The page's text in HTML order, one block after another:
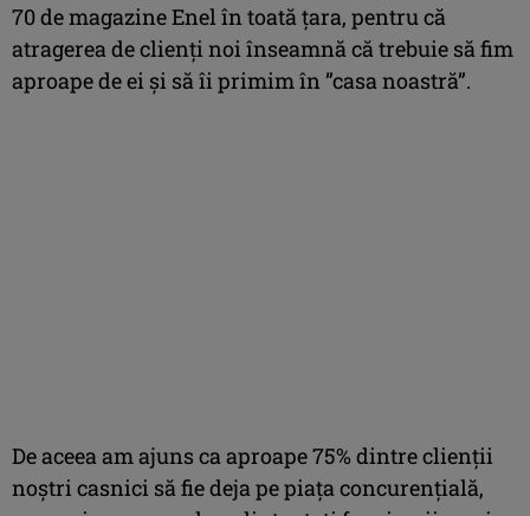
70 de magazine Enel în toată țara, pentru că
atragerea de clienți noi înseamnă că trebuie să fim
aproape de ei și să îi primim în ”casa noastră”.
De aceea am ajuns ca aproape 75% dintre clienții
noștri casnici să fie deja pe piața concurențială,